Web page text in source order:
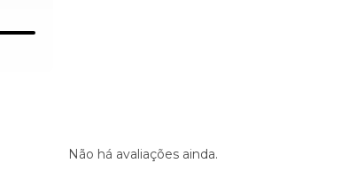
Não há avaliações ainda.